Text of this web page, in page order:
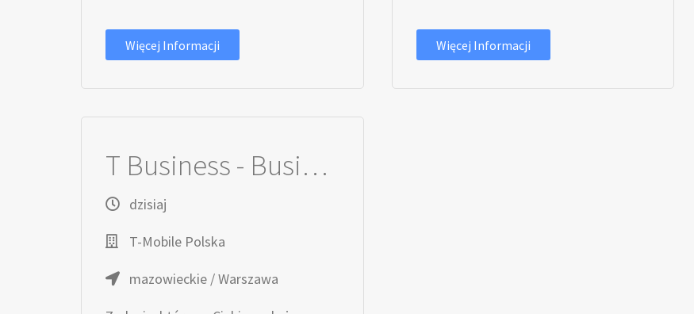
Więcej Informacji Więcej Informacji
T Business - Business Development Manager - SDx & Cybersecurity Solutions
dzisiaj
T-Mobile Polska
mazowieckie / Warszawa